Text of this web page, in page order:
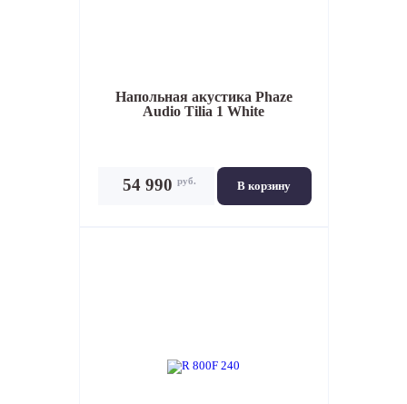
Напольная акустика Phaze
Audio Tilia 1 White
В корзину
54 990 руб.